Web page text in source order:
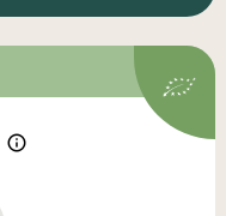
info_outline